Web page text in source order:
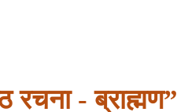
रचना - ब्राह्मण”